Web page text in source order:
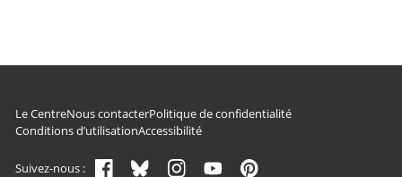
Navigation du pied de page
Le CentreNous contacterPolitique de confidentialité
Conditions d’utilisationAccessibilité
Suivez-nous :